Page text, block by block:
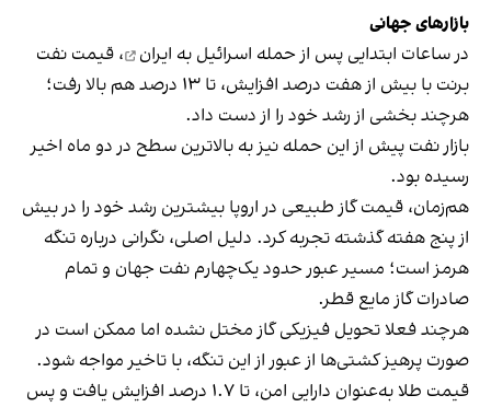
بازارهای جهانی
در ساعات ابتدایی پس ازحمله اسرائیل به ایران
، قیمت نفت
برنت با بیش از هفت درصد افزایش، تا ۱۳ درصد هم بالا رفت؛
هرچند بخشی از رشد خود را از دست داد.
بازار نفت پیش از این حمله نیز به بالاترین سطح در دو ماه اخیر
رسیده بود.
هم‌زمان، قیمت گاز طبیعی در اروپا بیشترین رشد خود را در بیش
از پنج هفته گذشته تجربه کرد. دلیل اصلی، نگرانی درباره تنگه
هرمز است؛ مسیر عبور حدود یک‌چهارم نفت جهان و تمام
صادرات گاز مایع قطر.
هرچند فعلا تحویل فیزیکی گاز مختل نشده اما ممکن است در
صورت پرهیز کشتی‌ها از عبور از این تنگه، با تاخیر مواجه شود.
قیمت طلا به‌عنوان دارایی امن، تا ۱.۷ درصد افزایش یافت و پس